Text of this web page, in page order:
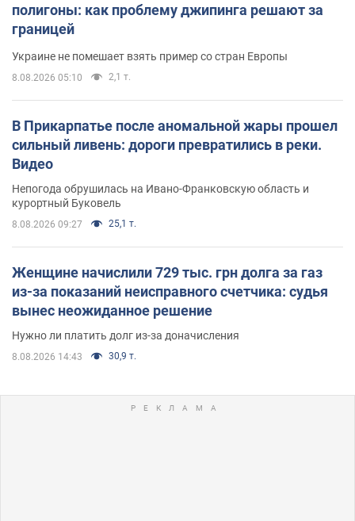
полигоны: как проблему джипинга решают за
границей
Украине не помешает взять пример со стран Европы
8.08.2026 05:10 2,1 т.
В Прикарпатье после аномальной жары прошел
сильный ливень: дороги превратились в реки.
Видео
Непогода обрушилась на Ивано-Франковскую область и
курортный Буковель
8.08.2026 09:27 25,1 т.
Женщине начислили 729 тыс. грн долга за газ
из-за показаний неисправного счетчика: судья
вынес неожиданное решение
Нужно ли платить долг из-за доначисления
8.08.2026 14:43 30,9 т.